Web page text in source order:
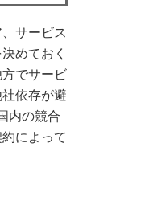
サービス
めておく
でサービ
依存が避
内の競合
によって